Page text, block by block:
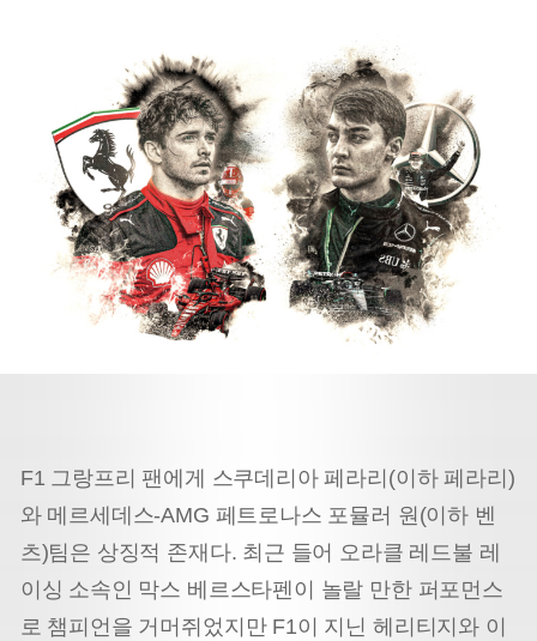
F1 그랑프리 팬에게 스쿠데리아 페라리(이하 페라리)
와 메르세데스-AMG 페트로나스 포뮬러 원(이하 벤
츠)팀은 상징적 존재다. 최근 들어 오라클 레드불 레
이싱 소속인 막스 베르스타펜이 놀랄 만한 퍼포먼스
로 챔피언을 거머쥐었지만 F1이 지닌 헤리티지와 이